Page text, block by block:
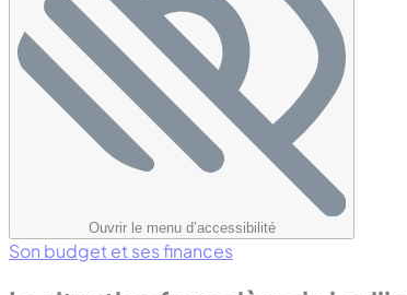
Ouvrir le menu d’accessibilité
Son budget et ses finances